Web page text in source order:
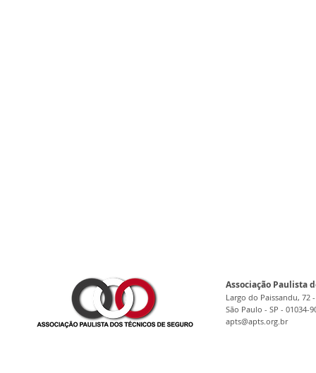
Associação Paulista
Largo do Paissandu, 72
São Paulo - SP - 01034-
apts@apts.org.br